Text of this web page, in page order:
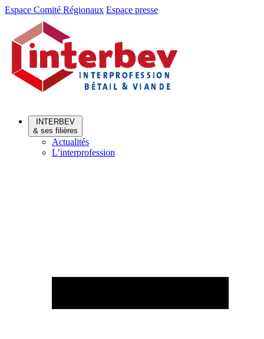
Aller
Aller
contenu
Espace Comité Régionaux Espace presse
INTERBEV
& ses filières
Actualités
L’interprofession